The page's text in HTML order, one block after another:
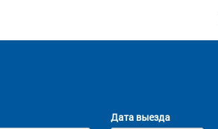
Дата выезда